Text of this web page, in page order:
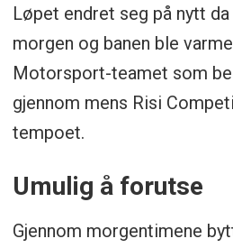
Løpet endret seg på nytt
morgen og banen ble
Motorsport-teamet som
gjennom mens Risi
tempoet.
Umulig å forutse
Gjennom morgentimene